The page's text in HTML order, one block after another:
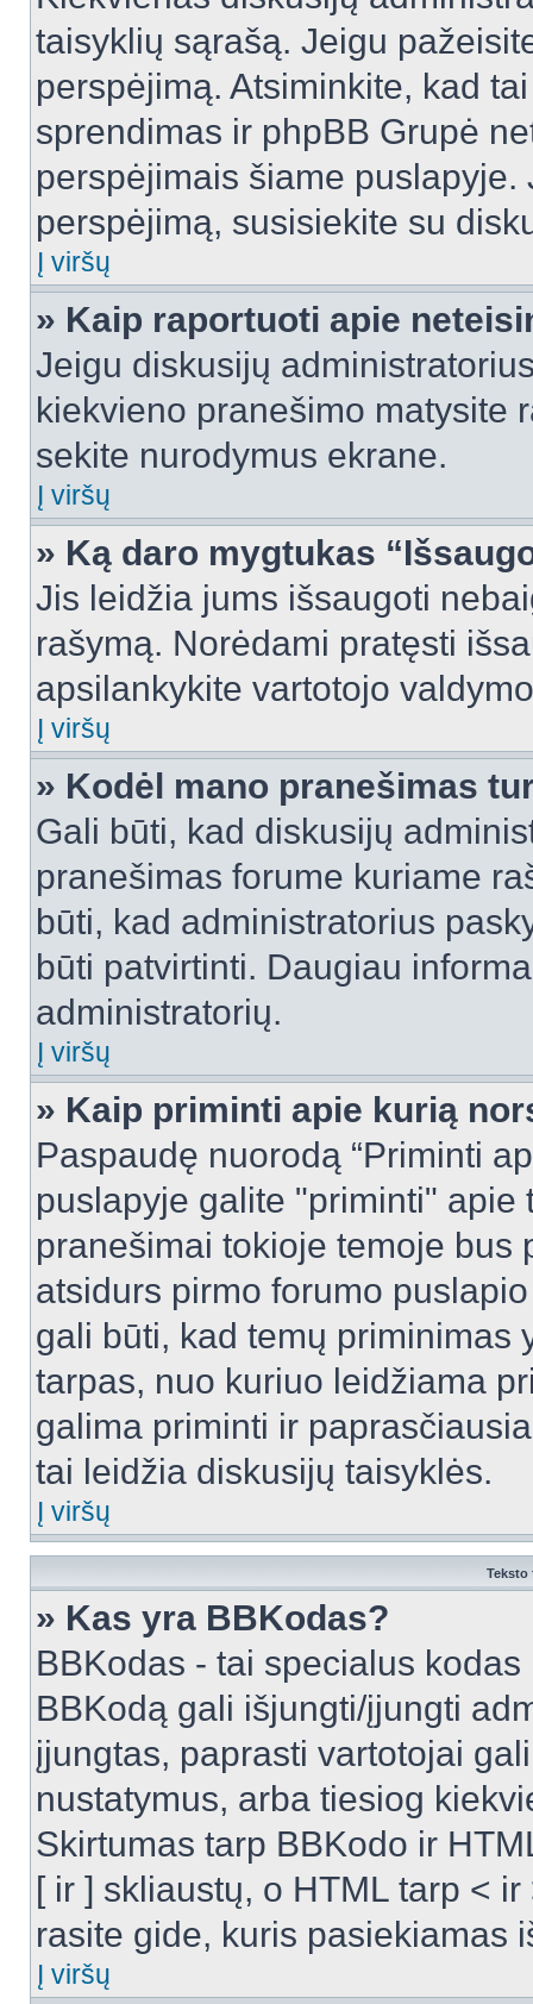
taisyklių sąrašą. Jeigu
perspėjimą. Atsiminkite, kad
sprendimas ir phpBB Grupė
perspėjimais šiame
perspėjimą, susisiekite su
Į viršų
» Kaip raportuoti apie
Jeigu diskusijų
kiekvieno pranešimo matysite
sekite nurodymus ekrane.
Į viršų
» Ką daro mygtukas
Jis leidžia jums išsaugoti
rašymą. Norėdami pratęsti
apsilankykite vartotojo
Į viršų
» Kodėl mano pranešimas
Gali būti, kad diskusijų
pranešimas forume kuriame
būti, kad administratorius
būti patvirtinti. Daugiau
administratorių.
Į viršų
» Kaip priminti apie kurią
Paspaudę nuorodą “Priminti
puslapyje galite "priminti"
pranešimai tokioje temoje bus
atsidurs pirmo forumo
gali būti, kad temų priminimas
tarpas, nuo kuriuo leidžiama
galima priminti ir
tai leidžia diskusijų taisyklės.
Į viršų
Teksto
» Kas yra BBKodas?
BBKodas - tai specialus
BBKodą gali išjungti/įjungti
įjungtas, paprasti vartotojai
nustatymus, arba tiesiog
Skirtumas tarp BBKodo ir
[ ir ] skliaustų, o HTML tarp <
rasite gide, kuris pasiekiamas
Į viršų